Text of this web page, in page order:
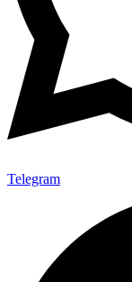
Telegram